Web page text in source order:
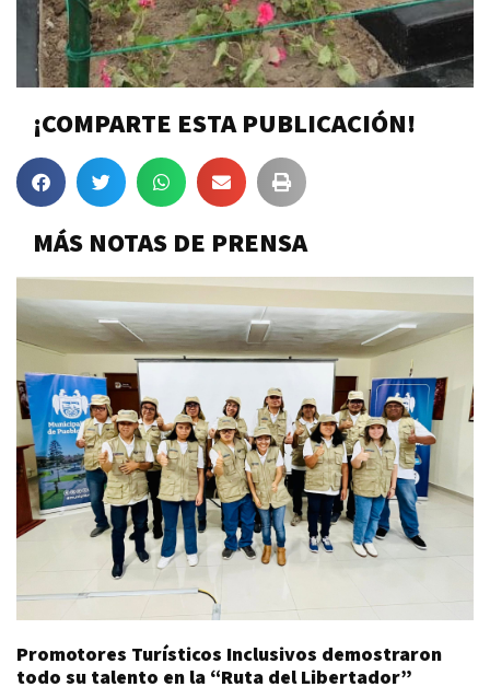
¡COMPARTE ESTA PUBLICACIÓN!
MÁS NOTAS DE PRENSA
Promotores Turísticos Inclusivos demostraron
todo su talento en la “Ruta del Libertador”